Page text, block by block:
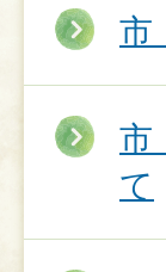
市
市
て